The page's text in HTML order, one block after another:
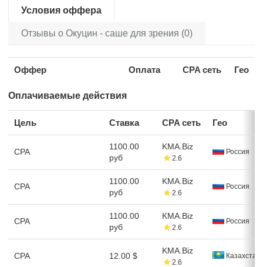
Условия оффера
Отзывы о Окуцин - саше для зрения (0)
Оффер Оплата CPA сеть Гео
Оплачиваемые действия
Цель Ставка CPA сеть Гео
CPA
1100.00
руб
KMA.Biz
2.6
Россия
CPA
1100.00
руб
KMA.Biz
2.6
Россия
CPA
1100.00
руб
KMA.Biz
2.6
Россия
CPA 12.00 $
KMA.Biz
2.6
Казахстан